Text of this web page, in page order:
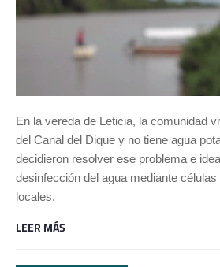
En la vereda de Leticia, la comunidad
del Canal del Dique y no tiene agua
decidieron resolver ese problema e
desinfección del agua mediante
locales.
LEER MÁS